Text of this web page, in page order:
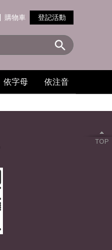
登記活動
購物車
依字母 依注音
TOP